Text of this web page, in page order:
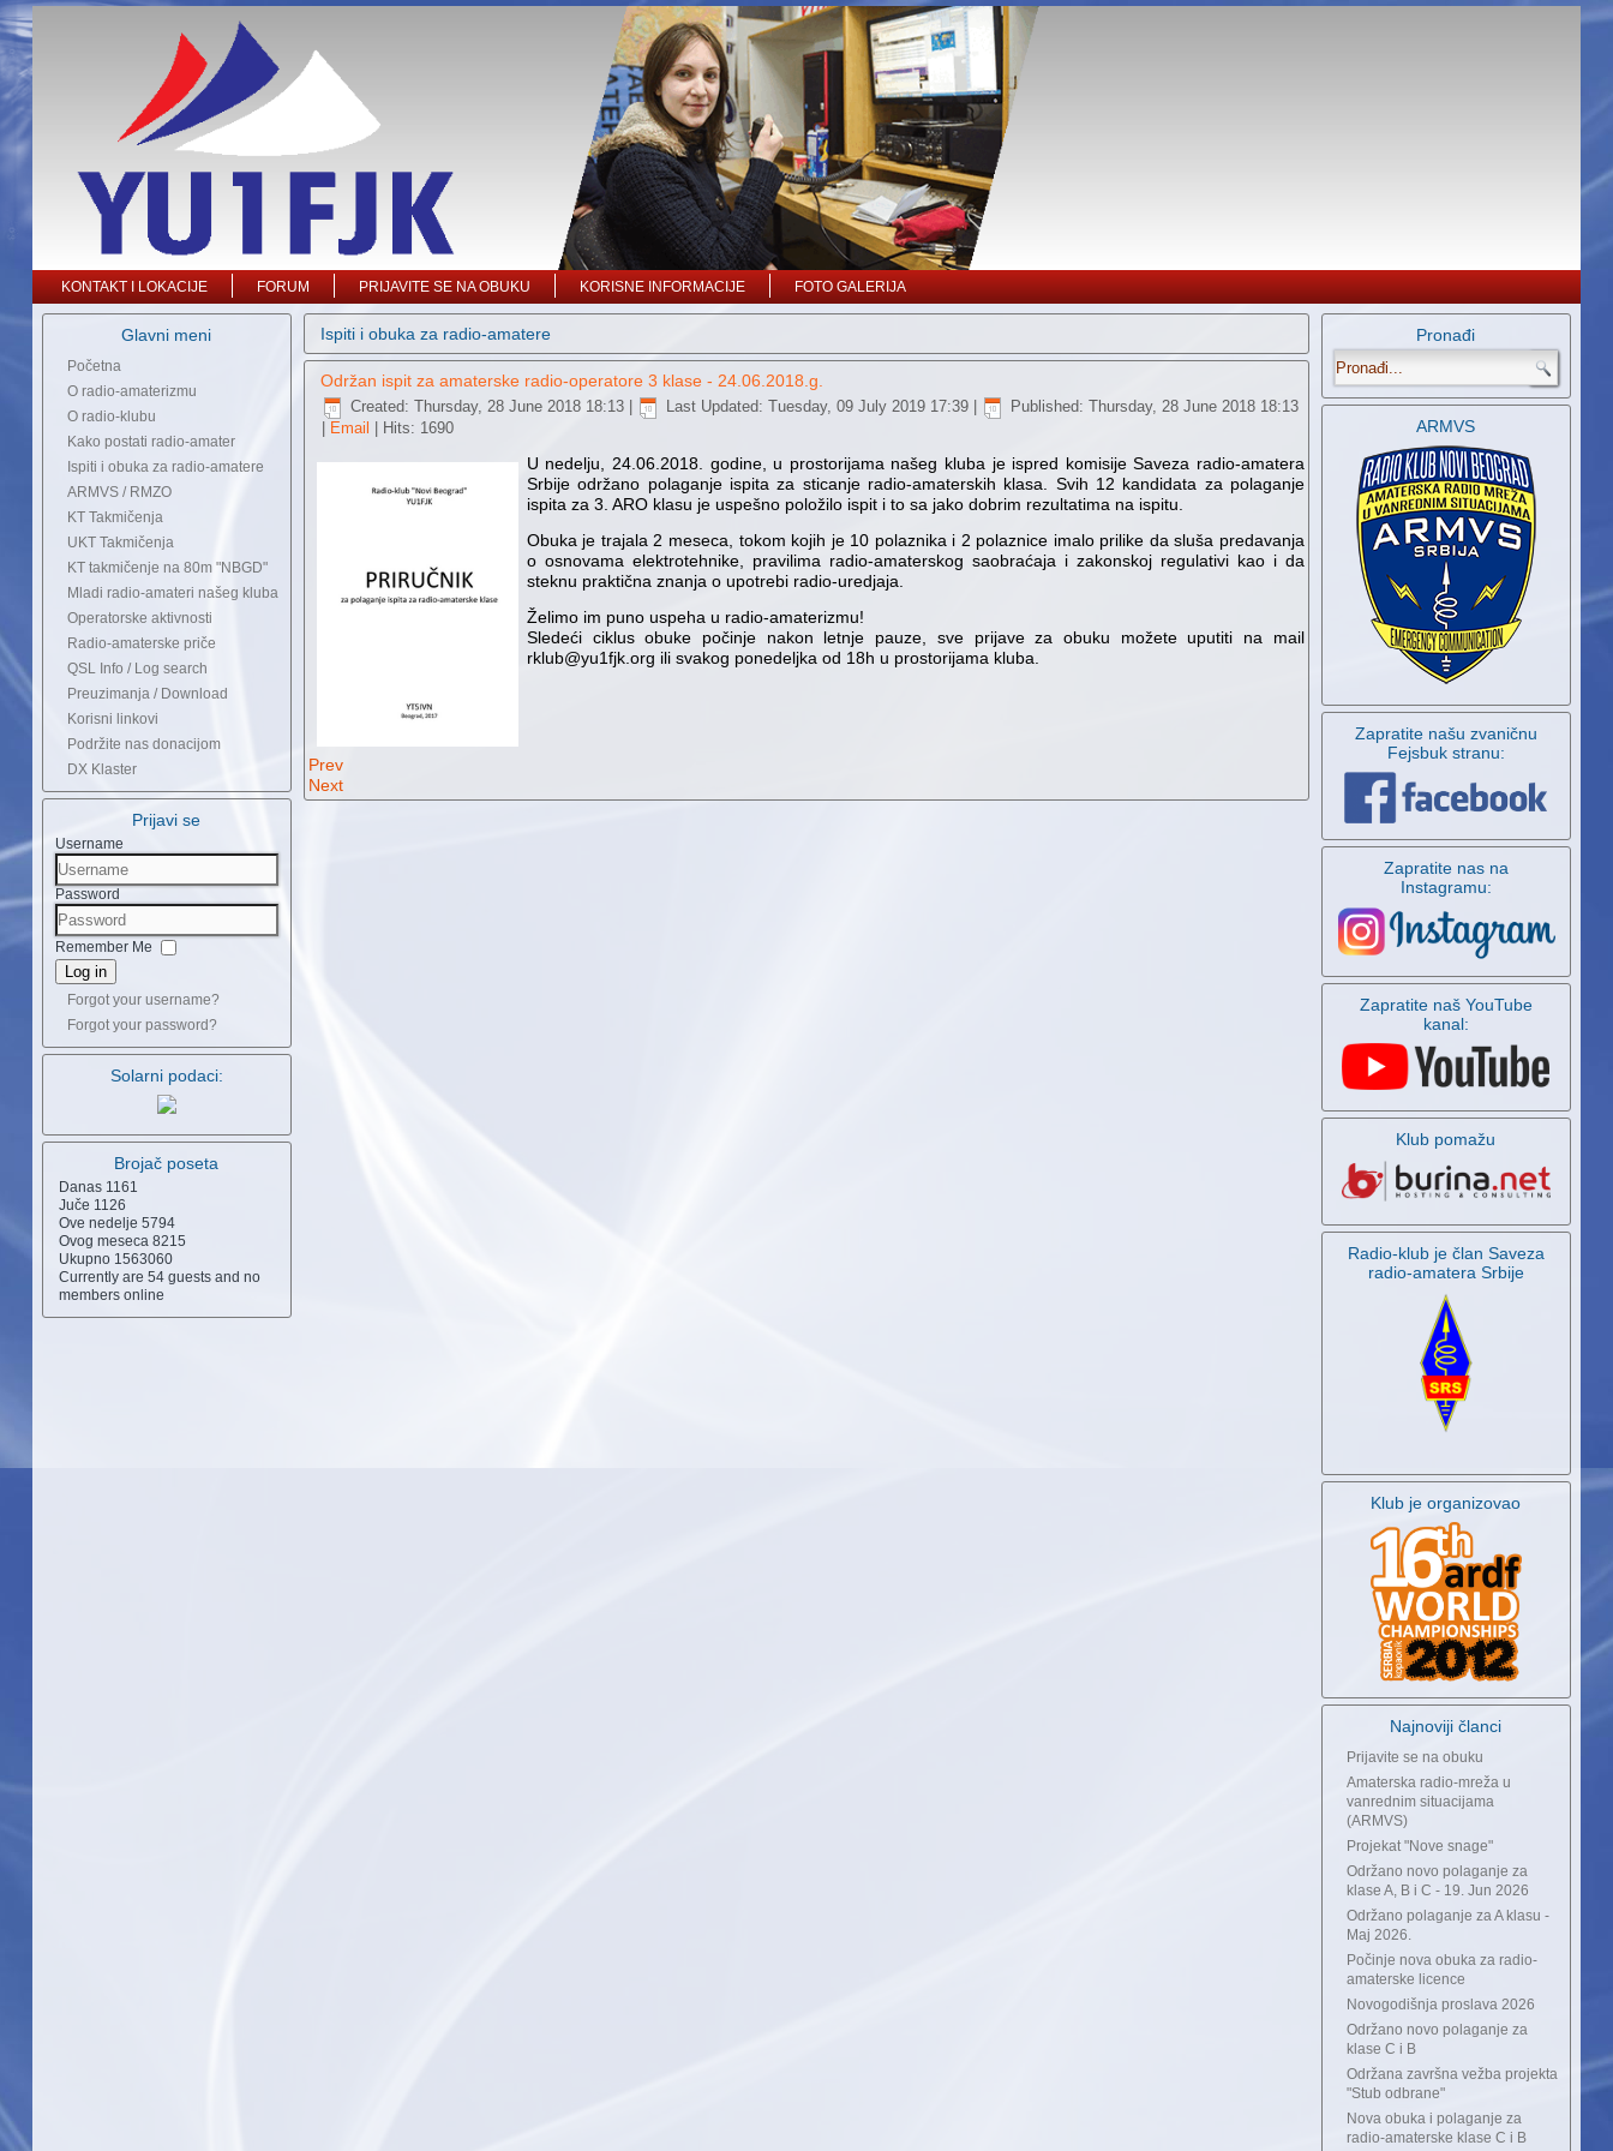
KONTAKT I LOKACIJE FORUM PRIJAVITE SE NA OBUKU KORISNE INFORMACIJE FOTO GALERIJA
Glavni meni
Početna
O radio-amaterizmu
O radio-klubu
Kako postati radio-amater
Ispiti i obuka za radio-amatere
ARMVS / RMZO
KT Takmičenja
UKT Takmičenja
KT takmičenje na 80m "NBGD"
Mladi radio-amateri našeg kluba
Operatorske aktivnosti
Radio-amaterske priče
QSL Info / Log search
Preuzimanja / Download
Korisni linkovi
Podržite nas donacijom
DX Klaster
Prijavi se
Username
Password
Remember Me
Log in
Forgot your username?
Forgot your password?
Solarni podaci:
Brojač poseta
Danas 1161
Juče 1126
Ove nedelje 5794
Ovog meseca 8215
Ukupno 1563060
Currently are 54 guests and no
members online
Ispiti i obuka za radio-amatere
Održan ispit za amaterske radio-operatore 3 klase - 24.06.2018.g.
Created: Thursday, 28 June 2018 18:13| Last Updated: Tuesday, 09 July 2019 17:39|
Published: Thursday, 28 June 2018 18:13
Email | Hits: 1690
U nedelju, 24.06.2018. godine, u prostorijama našeg kluba je ispred komisije Saveza radio-amatera
Srbije održano polaganje ispita za sticanje radio-amaterskih klasa. Svih 12 kandidata za polaganje
ispita za 3. ARO klasu je uspešno položilo ispit i to sa jako dobrim rezultatima na ispitu.
Obuka je trajala 2 meseca, tokom kojih je 10 polaznika i 2 polaznice imalo prilike da sluša predavanja
o osnovama elektrotehnike, pravilima radio-amaterskog saobraćaja i zakonskoj regulativi kao i da
steknu praktična znanja o upotrebi radio-uredjaja.
Želimo im puno uspeha u radio-amaterizmu!
Sledeći ciklus obuke počinje nakon letnje pauze, sve prijave za obuku možete uputiti na mail
rklub@yu1fjk.org ili svakog ponedeljka od 18h u prostorijama kluba.
Prev
Next
Pronađi
.
ARMVS
Zapratite našu zvaničnu
Fejsbuk stranu:
Zapratite nas na
Instagramu:
Zapratite naš YouTube
kanal:
Klub pomažu
Radio-klub je član Saveza
radio-amatera Srbije
Klub je organizovao
Najnoviji članci
Prijavite se na obuku
Amaterska radio-mreža u
vanrednim situacijama
(ARMVS)
Projekat "Nove snage"
Održano novo polaganje za
klase A, B i C - 19. Jun 2026
Održano polaganje za A klasu -
Maj 2026.
Počinje nova obuka za radio-
amaterske licence
Novogodišnja proslava 2026
Održano novo polaganje za
klase C i B
Održana završna vežba projekta
"Stub odbrane"
Nova obuka i polaganje za
radio-amaterske klase C i B